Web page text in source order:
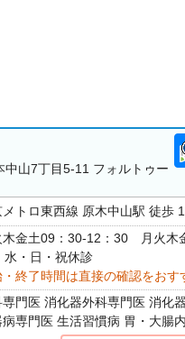
中山7丁目5-11 フォルトゥー
メトロ東西線 原木中山駅 徒歩
木金土09：30-12：30 月火木
・日・祝休診
・終了時間は直接の確認をおす
専門医 消化器外科専門医 消化
病専門医 生活習慣病 胃・大腸